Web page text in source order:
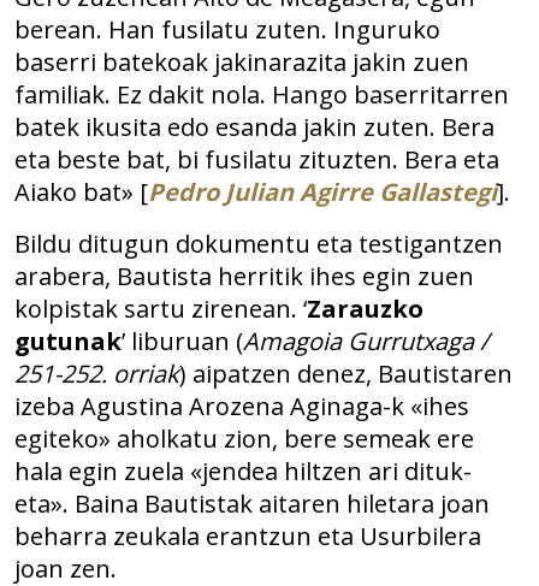
berean. Han fusilatu zuten. Inguruko
baserri batekoak jakinarazita jakin zuen
familiak. Ez dakit nola. Hango baserritarren
batek ikusita edo esanda jakin zuten. Bera
eta beste bat, bi fusilatu zituzten. Bera eta
Aiako bat» [Pedro Julian Agirre Gallastegi].
Bildu ditugun dokumentu eta testigantzen
arabera, Bautista herritik ihes egin zuen
kolpistak sartu zirenean. ‘Zarauzko
gutunak’ liburuan (Amagoia Gurrutxaga /
251-252. orriak) aipatzen denez, Bautistaren
izeba Agustina Arozena Aginaga-k «ihes
egiteko» aholkatu zion, bere semeak ere
hala egin zuela «jendea hiltzen ari dituk-
eta». Baina Bautistak aitaren hiletara joan
beharra zeukala erantzun eta Usurbilera
joan zen.